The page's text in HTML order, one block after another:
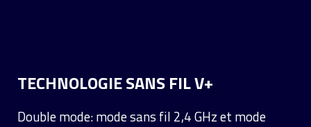
TECHNOLOGIE SANS FIL V+
Double mode: mode sans fil 2,4 GHz et mode